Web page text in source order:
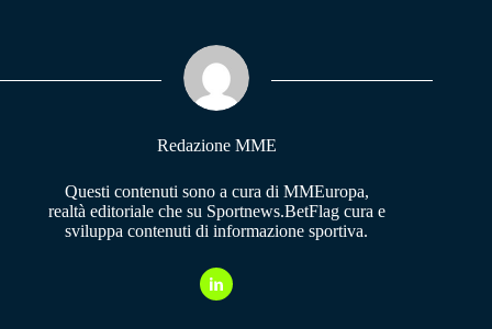
pp m
Redazione MME
Questi contenuti sono a cura di MMEuropa,
realtà editoriale che su Sportnews.BetFlag cura e
sviluppa contenuti di informazione sportiva.